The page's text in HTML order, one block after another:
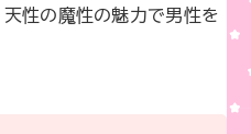
性の魔性の魅力で男性を